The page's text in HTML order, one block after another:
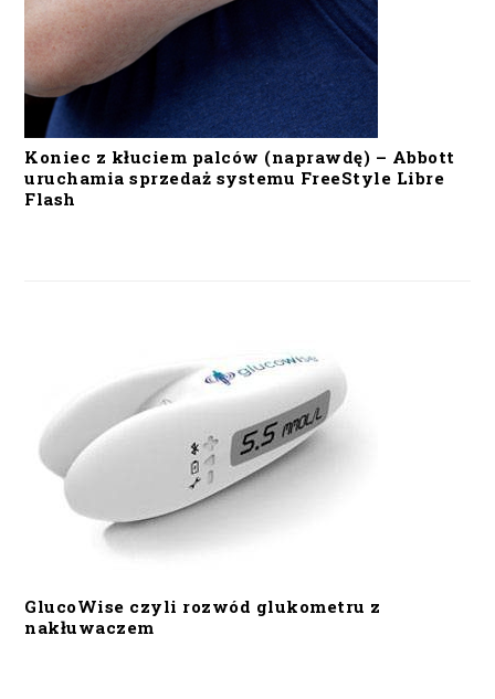
Koniec z kłuciem palców (naprawdę) – Abbott
uruchamia sprzedaż systemu FreeStyle Libre
Flash
GlucoWise czyli rozwód glukometru z
nakłuwaczem